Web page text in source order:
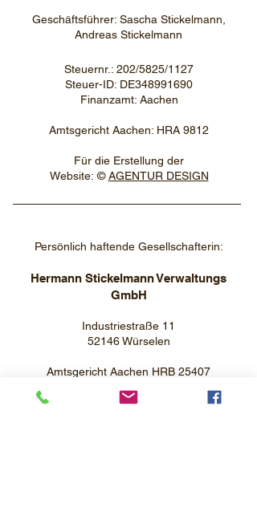
Geschäftsführer: Sascha Stickelmann,
Andreas Stickelmann
Steuernr.: 202/5825/1127
Steuer-ID: DE348991690
Finanzamt: Aachen
Amtsgericht Aachen: HRA 9812
Für die Erstellung der
Website:©AGENTUR DESIGN
Persönlich haftende Gesellschafterin:
Hermann Stickelmann Verwaltungs
GmbH
Industriestraße 11
52146 Würselen
Amtsgericht Aachen HRB 25407
Andreas Stickelmann